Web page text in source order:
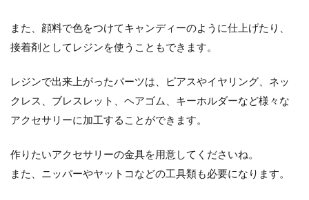
また、顔料で色をつけてキャンディーのように仕上げたり、
接着剤としてレジンを使うこともできます。
レジンで出来上がったパーツは、ピアスやイヤリング、ネッ
クレス、ブレスレット、ヘアゴム、キーホルダーなど様々な
アクセサリーに加工することができます。
作りたいアクセサリーの金具を用意してくださいね。
また、ニッパーやヤットコなどの工具類も必要になります。